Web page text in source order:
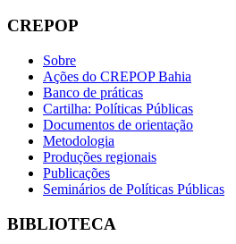
CREPOP
Sobre
Ações do CREPOP Bahia
Banco de práticas
Cartilha: Políticas Públicas
Documentos de orientação
Metodologia
Produções regionais
Publicações
Seminários de Políticas Públicas
BIBLIOTECA